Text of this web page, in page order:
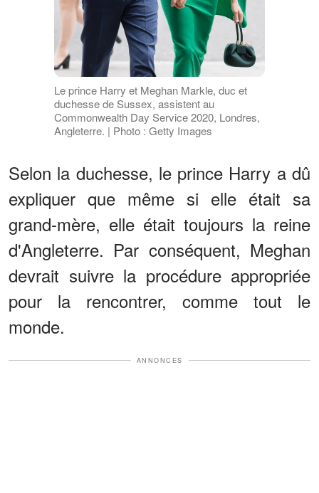
Le prince Harry et Meghan Markle, duc et
duchesse de Sussex, assistent au
Commonwealth Day Service 2020, Londres,
Angleterre. | Photo : Getty Images
Selon la duchesse, le prince Harry a dû
expliquer que même si elle était sa
grand-mère, elle était toujours la reine
d'Angleterre. Par conséquent, Meghan
devrait suivre la procédure appropriée
pour la rencontrer, comme tout le
monde.
ANNONCES